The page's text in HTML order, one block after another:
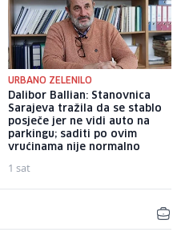
URBANO ZELENILO
Dalibor Ballian: Stanovnica
Sarajeva tražila da se stablo
posječe jer ne vidi auto na
parkingu; saditi po ovim
vrućinama nije normalno
1 sat